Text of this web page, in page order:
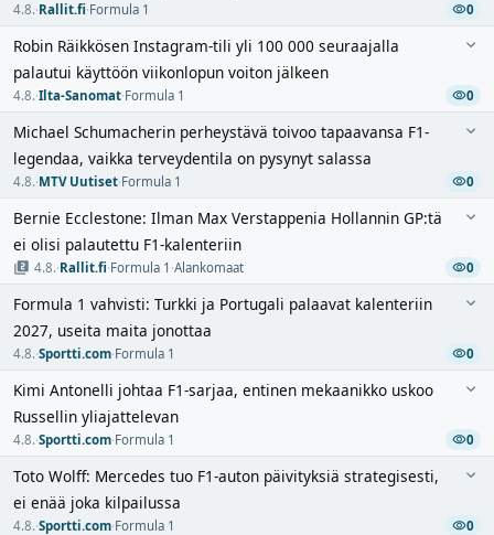
4.8.·Rallit.fi·Formula 1 0
Robin Räikkösen Instagram-tili yli 100 000 seuraajalla
palautui käyttöön viikonlopun voiton jälkeen
4.8.·Ilta-Sanomat·Formula 1 0
Michael Schumacherin perheystävä toivoo tapaavansa F1-
legendaa, vaikka terveydentila on pysynyt salassa
4.8.·MTV Uutiset·Formula 1 0
Bernie Ecclestone: Ilman Max Verstappenia Hollannin GP:tä
ei olisi palautettu F1-kalenteriin
4.8.·Rallit.fi·Formula 1 ·Alankomaat 0
Formula 1 vahvisti: Turkki ja Portugali palaavat kalenteriin
2027, useita maita jonottaa
4.8.·Sportti.com·Formula 1 0
Kimi Antonelli johtaa F1-sarjaa, entinen mekaanikko uskoo
Russellin yliajattelevan
4.8.·Sportti.com·Formula 1 0
Toto Wolff: Mercedes tuo F1-auton päivityksiä strategisesti,
ei enää joka kilpailussa
4.8.·Sportti.com·Formula 1 0